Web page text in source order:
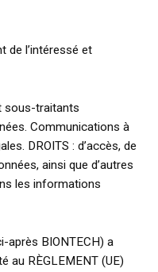
de l’intéressé et
sous-traitants
Communications à
DROITS : d’accès, de
ainsi que d’autres
les informations
après BIONTECH) a
au RÈGLEMENT (UE)